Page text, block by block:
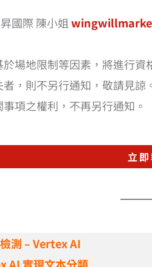
國際 陳小姐
場地限制等因素，將進行
者，則不另行通知，敬請見
項之權利，不再另行通知。
立
測 – Vertex AI